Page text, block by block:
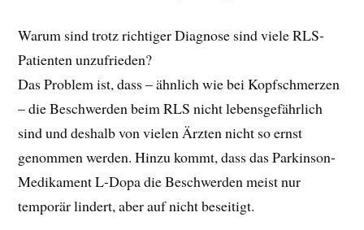
Warum sind trotz richtiger Diagnose sind viele RLS-
Patienten unzufrieden?
Das Problem ist, dass – ähnlich wie bei Kopfschmerzen
– die Beschwerden beim RLS nicht lebensgefährlich
sind und deshalb von vielen Ärzten nicht so ernst
genommen werden. Hinzu kommt, dass das Parkinson-
Medikament L-Dopa die Beschwerden meist nur
temporär lindert, aber auf nicht beseitigt.